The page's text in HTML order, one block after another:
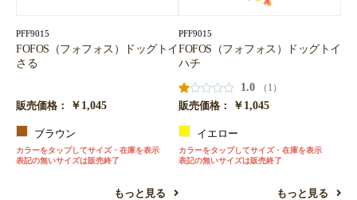
PFF9015
FOFOS（フォフォス）ドッグトイ
さる
販売価格： ￥1,045
ブラウン
カラーをタップしてサイズ・在庫を表示
表記の無いサイズは販売終了
もっと見る
PFF9015
FOFOS（フォフォス）ドッグトイ
ハチ
1.0
（1）
販売価格：
￥1,045
イエロー
カラーをタップしてサイズ・在庫を表示
表記の無いサイズは販売終了
もっと見る